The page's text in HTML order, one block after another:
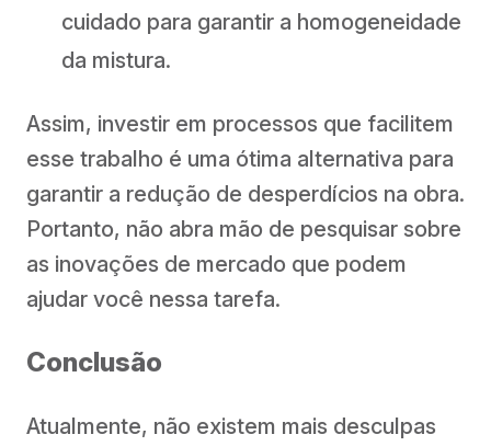
cuidado para garantir a homogeneidade
da mistura.
Assim, investir em processos que facilitem
esse trabalho é uma ótima alternativa para
garantir a redução de desperdícios na obra.
Portanto, não abra mão de pesquisar sobre
as inovações de mercado que podem
ajudar você nessa tarefa.
Conclusão
Atualmente, não existem mais desculpas